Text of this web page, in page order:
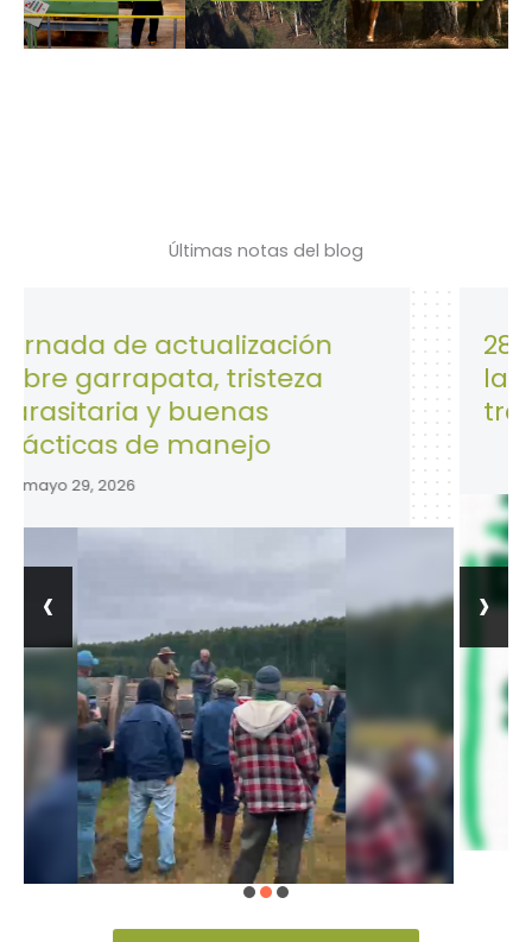
Últimas notas del blog
actualización
tristeza
y buenas
manejo
28 de Abril:
la
trabajo.
abril 28, 2026
‹ ›